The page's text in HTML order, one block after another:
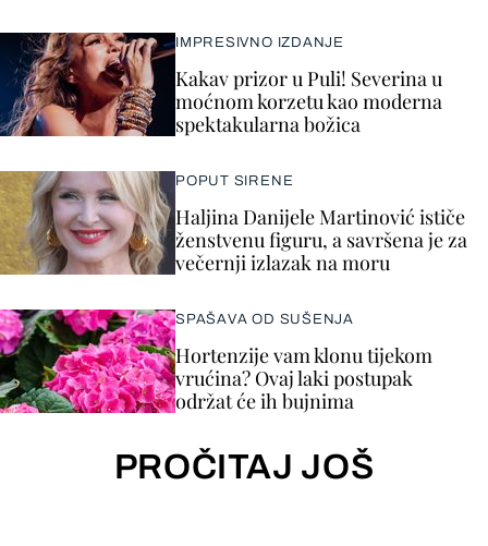
IMPRESIVNO IZDANJE
Kakav prizor u Puli! Severina u
moćnom korzetu kao moderna
spektakularna božica
POPUT SIRENE
Haljina Danijele Martinović ističe
ženstvenu figuru, a savršena je za
večernji izlazak na moru
SPAŠAVA OD SUŠENJA
Hortenzije vam klonu tijekom
vrućina? Ovaj laki postupak
održat će ih bujnima
PROČITAJ JOŠ